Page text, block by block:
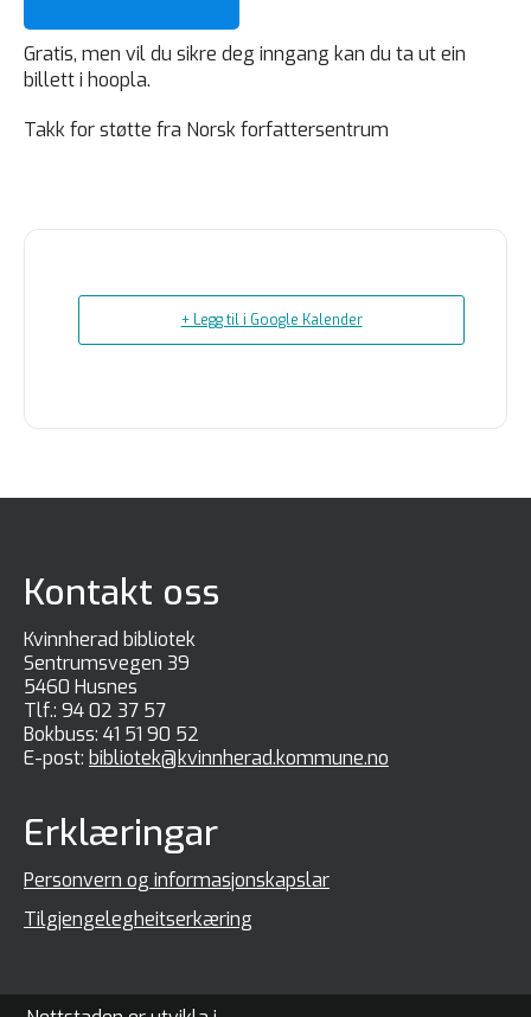
Gratis, men vil du sikre deg inngang kan du ta ut ein
billett i hoopla.
Takk for støtte fra Norsk forfattersentrum
+ Legg til i Google Kalender
Kontakt oss
Kvinnherad bibliotek
Sentrumsvegen 39
5460 Husnes
Tlf.: 94 02 37 57
Bokbuss: 41 51 90 52
E-post: bibliotek@kvinnherad.kommune.no
Erklæringar
Personvern og informasjonskapslar
Tilgjengelegheitserkæring